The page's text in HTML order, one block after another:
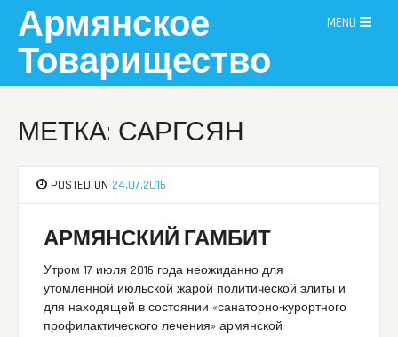
content
Армянское
Товарищество
MENU
МЕТКА: САРГСЯН
POSTED ON 24.07.2016
АРМЯНСКИЙ ГАМБИТ
Утром 17 июля 2016 года неожиданно для
утомленной июльской жарой политической элиты и
для находящей в состоянии «санаторно-курортного
профилактического лечения» армянской